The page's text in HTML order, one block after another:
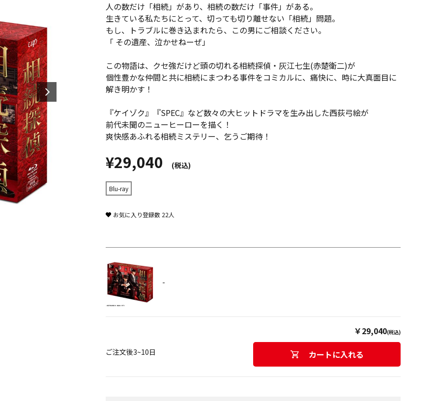
人の数だけ「相続」があり、相続の数だけ「事件」がある――。
生きている私たちにとって、切っても切り離せない「相続」問題。
もし、トラブルに巻き込まれたら、この男にご相談ください。
「 ――その遺産、泣かせねーぜ」
この物語は、クセ強だけど頭の切れる相続探偵・灰江七生(赤楚衛二)が
個性豊かな仲間と共に相続にまつわる事件をコミカルに、痛快に、時に大真面目に
解き明かす！
『ケイゾク』『SPEC』など数々の大ヒットドラマを生み出した西荻弓絵が
前代未聞のニューヒーローを描く！
爽快感あふれる相続ミステリー、乞うご期待！
¥29,040 (税込)
Blu-ray
お気に入り登録数 22人
-
￥29,040(税込)
ご注文後3~10日 カートに入れる